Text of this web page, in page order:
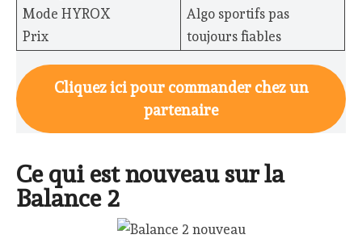
Mode HYROX
Prix
Algo sportifs pas
toujours fiables
Cliquez ici pour commander chez un
partenaire
Ce qui est nouveau sur la
Balance 2